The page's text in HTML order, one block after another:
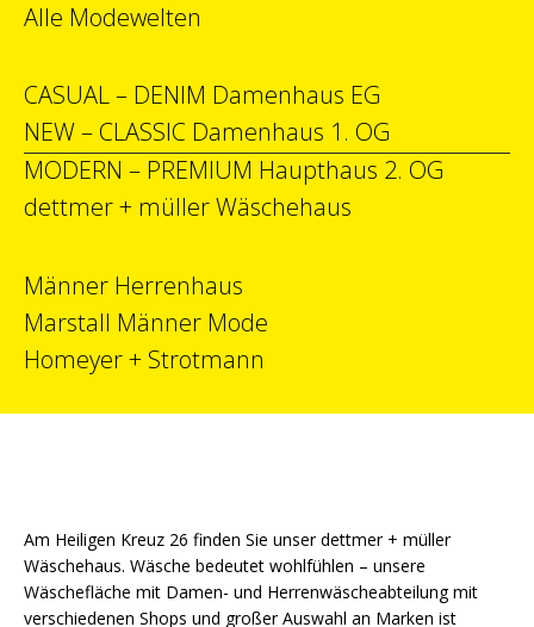
Alle Modewelten
CASUAL – DENIM Damenhaus EG
NEW – CLASSIC Damenhaus 1. OG
MODERN – PREMIUM Haupthaus 2. OG
dettmer + müller Wäschehaus
Männer Herrenhaus
Marstall Männer Mode
Homeyer + Strotmann
Am Heiligen Kreuz 26 finden Sie unser dettmer + müller
Wäschehaus. Wäsche bedeutet wohlfühlen – unsere
Wäschefläche mit Damen- und Herrenwäscheabteilung mit
verschiedenen Shops und großer Auswahl an Marken ist